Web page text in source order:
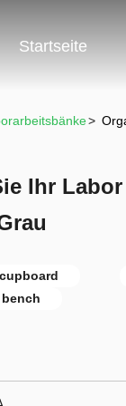
Startseite
>
Ihr